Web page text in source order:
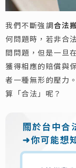
我們不斷強調合法
何問題時，若非合
間問題，但是一旦
獲得相應的賠償與
者一種無形的壓力
算「合法」呢？
關於台中合
➜你可能想